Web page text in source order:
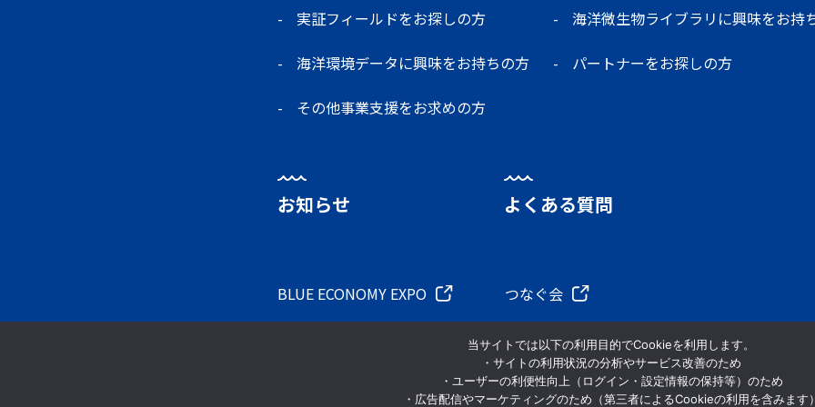
実証フィールドをお探しの方 海洋微生物ライブラリに興味をお持
海洋環境データに興味をお持ちの方 パートナーをお探しの方
その他事業支援をお求めの方
お知らせ よくある質問
BLUE ECONOMY EXPO つなぐ会
プライバシーポリシー
当サイトでは以下の利用目的でCookieを利用します。
・サイトの利用状況の分析やサービス改善のため
・ユーザーの利便性向上（ログイン・設定情報の保持等）のため
・広告配信やマーケティングのため（第三者によるCookieの利用を含みます）